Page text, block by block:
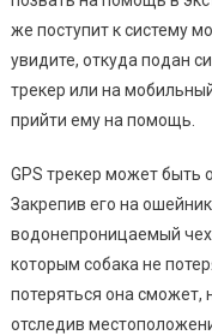
же поступит к систему
увидите, откуда подан
трекер или на
прийти ему на помощь.
GPS трекер может быть
Закрепив его на
водонепроницаемый
которым собака не
потеряться она сможет,
отследив